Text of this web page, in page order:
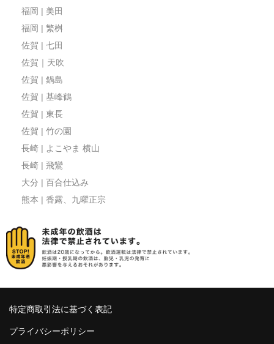
福岡 | 美田
福岡 | 繁桝
佐賀 | 七田
佐賀｜天吹
佐賀 | 鍋島
佐賀 | 基峰鶴
佐賀 | 東長
佐賀 | 竹の園
長崎 | よこやま 横山
長崎 | 飛鸞
大分 | 百合仕込み
熊本 | 香露、九曜正宗
特定商取引法に基づく表記
プライバシーポリシー